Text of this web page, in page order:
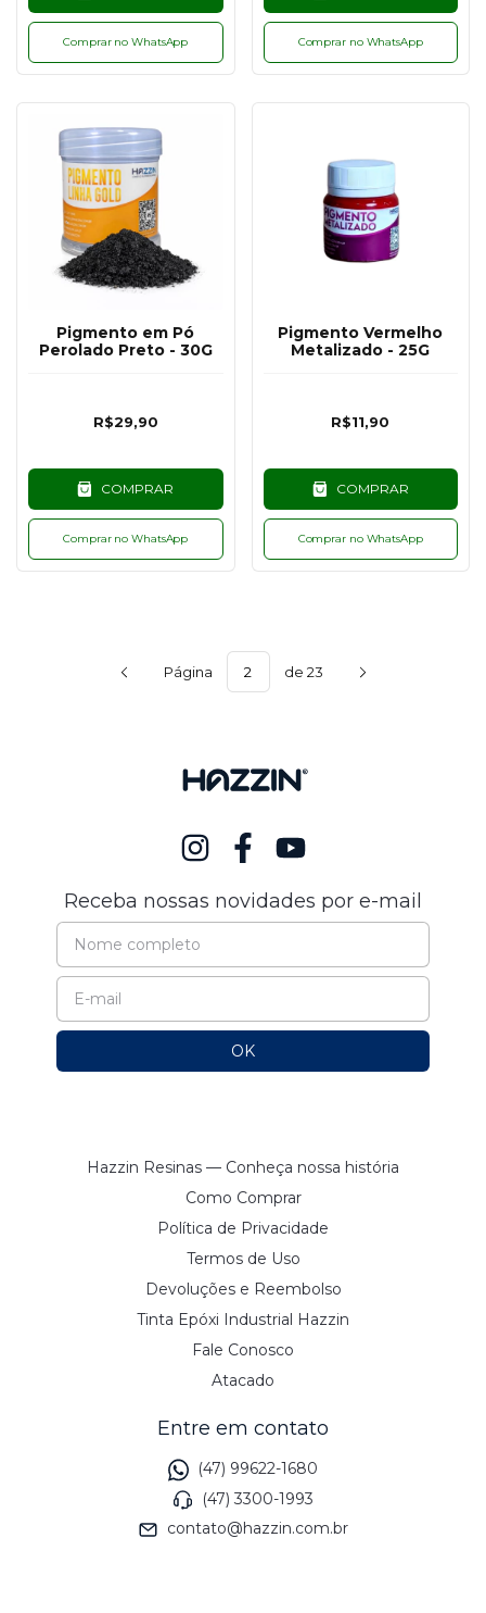
Comprar no WhatsApp Comprar no WhatsApp
Pigmento em Pó
Perolado Preto - 30G
R$29,90
COMPRAR
Comprar no WhatsApp
Pigmento Vermelho
Metalizado - 25G
R$11,90
COMPRAR
Comprar no WhatsApp
Página de 23
Receba nossas novidades por e-mail
Hazzin Resinas — Conheça nossa história
Como Comprar
Política de Privacidade
Termos de Uso
Devoluções e Reembolso
Tinta Epóxi Industrial Hazzin
Fale Conosco
Atacado
Entre em contato
(47) 99622-1680
(47) 3300-1993
contato@hazzin.com.br